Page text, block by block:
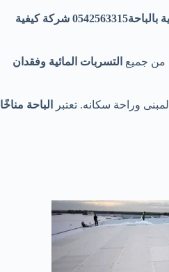
عزل اسطح عوازل مائية وحراراية بالباحة0542563315 شركة كيفية
من جميع التسربات المائية وفقدان
وراحة سكانه. تعتبر
الباحة مناخًا